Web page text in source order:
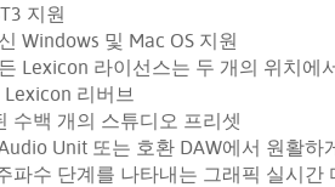
지원
Windows 및 Mac OS 지원
Lexicon 라이선스는 두 개의 위치에
리버브
수백 개의 스튜디오 프리셋
Unit 또는 호환 DAW에서 원활하
파수 단계를 나타내는 그래픽 실시간